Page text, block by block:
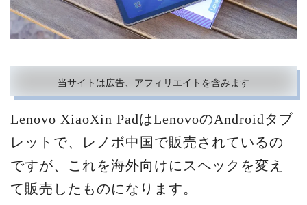
当サイトは広告、アフィリエイトを含みます
Lenovo XiaoXin PadはLenovoのAndroidタブ
レットで、レノボ中国で販売されているの
ですが、これを海外向けにスペックを変え
て販売したものになります。